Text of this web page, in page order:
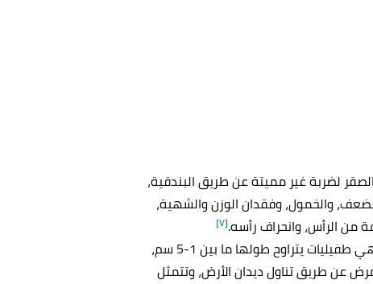
لضربة غير مميتة عن طريق البندقية،
والخمول، وفقدان الوزن والشهية،
من الرأس، وانحراف رأسه.[٧]
أو ما يسمى بدودة الفارسا، وهي طفيليات يتراوح طولها ما بين 1-5 سم،
عن طريق تناول ديدان الأرض، وتتمثل